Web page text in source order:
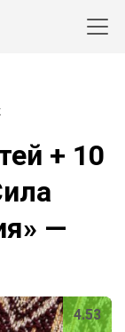
+ 10
—
4.53